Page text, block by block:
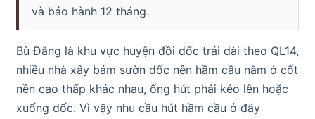
và bảo hành 12 tháng.
Bù Đăng là khu vực huyện đồi dốc trải dài theo QL14,
nhiều nhà xây bám sườn dốc nên hầm cầu nằm ở cốt
nền cao thấp khác nhau, ống hút phải kéo lên hoặc
xuống dốc. Vì vậy nhu cầu hút hầm cầu ở đây